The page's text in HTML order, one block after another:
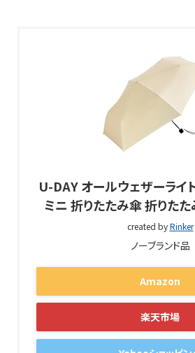
U-DAY オールウェザーライ
ミニ 折りたたみ傘 折りた
created byRinker
ノーブランド品
Amazon
楽天市場